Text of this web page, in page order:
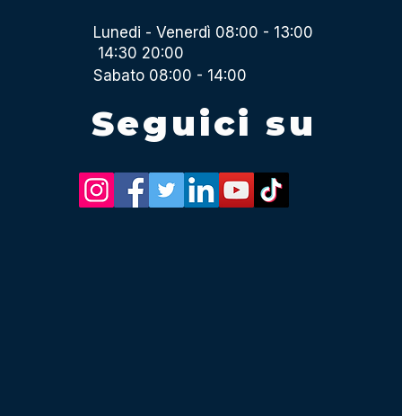
Lunedi - Venerdì 08:00 - 13:00
14:30 20:00
Sabato 08:00 - 14:00
Seguici su